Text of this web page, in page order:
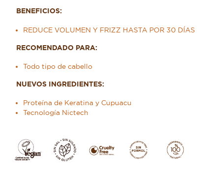
BENEFICIOS:
REDUCE VOLUMEN Y FRIZZ HASTA POR 30 DÍAS
RECOMENDADO PARA:
Todo tipo de cabello
NUEVOS INGREDIENTES:
Proteína de Keratina y Cupuacu
Tecnología Nictech